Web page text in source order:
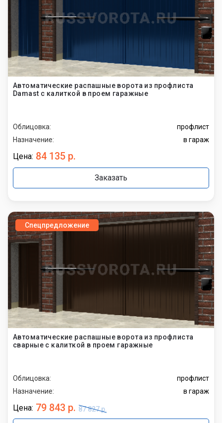
Автоматические распашные ворота из профлиста
Damast с калиткой в проем гаражные
Облицовка:
профлист
Назначение:
в гараж
Цена: 84 135 р.
Заказать
Спецпредложение
Автоматические распашные ворота из профлиста
сварные с калиткой в проем гаражные
Облицовка:
профлист
Назначение:
в гараж
Цена: 79 843 р. 87 827 р.